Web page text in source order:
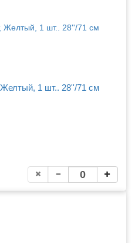
1 шт.. 28''/71 см